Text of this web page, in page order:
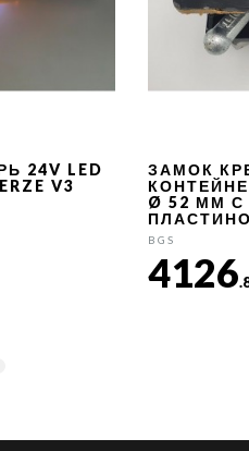
24V LED
V3
ЗАМОК
Ø 52 ММ С
BGS
4126